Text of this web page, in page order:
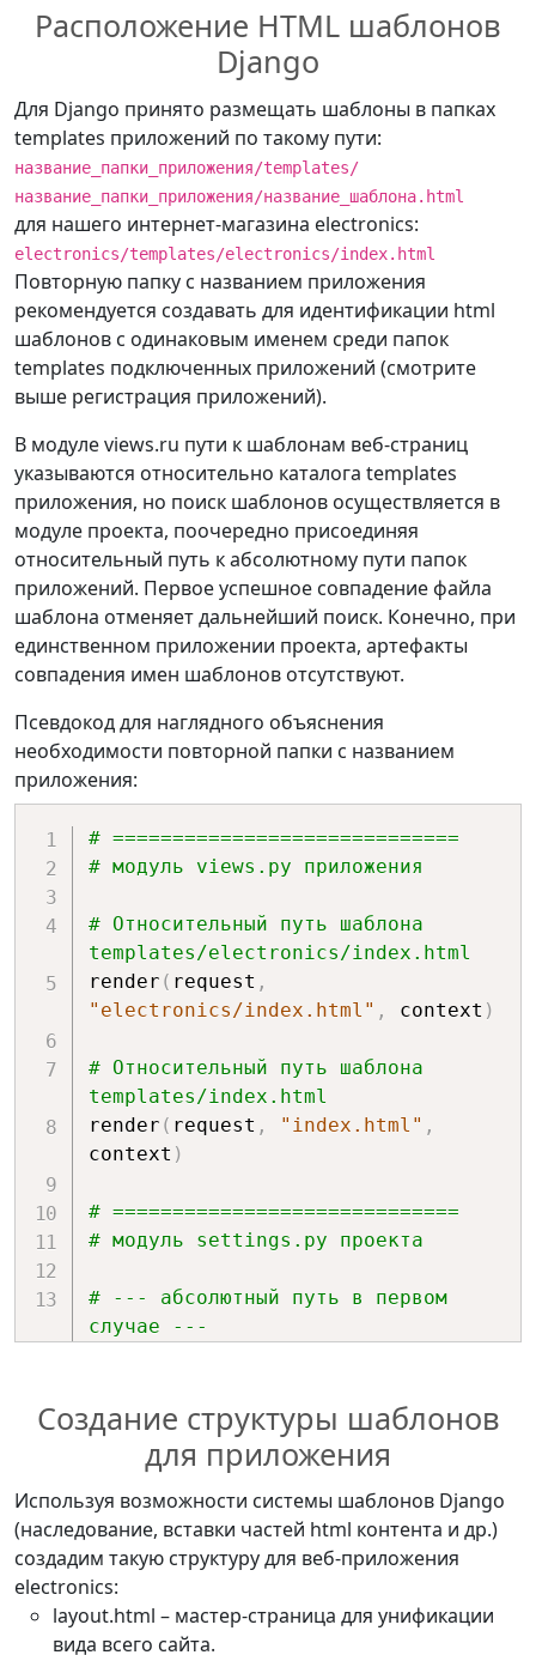
Расположение HTML шаблонов
Django
Для Django принято размещать шаблоны в папках
templates приложений по такому пути:
название_папки_приложения/templates/
название_папки_приложения/название_шаблона.html
для нашего интернет-магазина electronics:
electronics/templates/electronics/index.html
Повторную папку с названием приложения
рекомендуется создавать для идентификации html
шаблонов с одинаковым именем среди папок
templates подключенных приложений (смотрите
выше регистрация приложений).
В модуле views.ru пути к шаблонам веб-страниц
указываются относительно каталога templates
приложения, но поиск шаблонов осуществляется в
модуле проекта, поочередно присоединяя
относительный путь к абсолютному пути папок
приложений. Первое успешное совпадение файла
шаблона отменяет дальнейший поиск. Конечно, при
единственном приложении проекта, артефакты
совпадения имен шаблонов отсутствуют.
Псевдокод для наглядного объяснения
необходимости повторной папки с названием
приложения:
# =============================
# модуль views.py приложения
# Относительный путь шаблона
templates/electronics/index.html
render ( request ,
"electronics/index.html" , context )
# Относительный путь шаблона
templates/index.html
render ( request , "index.html" ,
context )
# =============================
# модуль settings.py проекта
# --- абсолютный путь в первом
случае ---
templates/electronics /index .
html
# приложение electronics - файл
найден
D:/project/electronics/ +
templates/electronics/ index.html
# --- абсолютный путь во втором
случае ---
# приложение app - файл найден
Создание структуры шаблонов
для приложения
Используя возможности системы шаблонов Django
(наследование, вставки частей html контента и др.)
создадим такую структуру для веб-приложения
electronics:
layout.html – мастер-страница для унификации
вида всего сайта.